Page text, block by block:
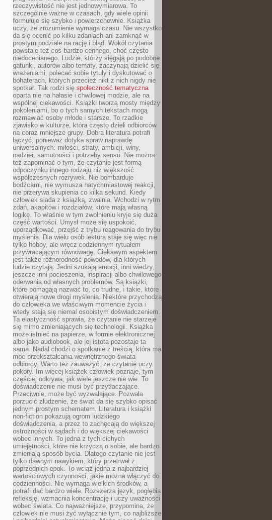
rzeczywistość nie jest jednowymiarowa. To
szczególnie ważne w czasach, gdy wiele opinii
formułuje się szybko i powierzchownie. Książka
uczy, że zrozumienie wymaga czasu. Nie wszystko
da się ocenić po kilku zdaniach ani zamknąć w
prostym podziale na rację i błąd. Wokół czytania
powstaje też coś bardzo cennego, choć często
niedocenianego. Ludzie, którzy sięgają po podobne
gatunki, autorów albo tematy, zaczynają dzielić się
wrażeniami, polecać sobie tytuły i dyskutować o
bohaterach, których przecież nikt z nich nigdy nie
spotkał. Tak rodzi się społeczność tematyczna
oparta nie na hałasie i chwilowej modzie, ale na
wspólnej ciekawości. Książki tworzą mosty między
pokoleniami, bo o tych samych tekstach mogą
rozmawiać osoby młode i starsze. To rzadkie
zjawisko w kulturze, która często dzieli odbiorców
na coraz mniejsze grupy. Dobra literatura potrafi
łączyć, ponieważ dotyka spraw naprawdę
uniwersalnych: miłości, straty, ambicji, winy,
nadziei, samotności i potrzeby sensu. Nie można
też zapominać o tym, że czytanie jest formą
odpoczynku innego rodzaju niż większość
współczesnych rozrywek. Nie bombarduje
bodźcami, nie wymusza natychmiastowej reakcji,
nie przerywa skupienia co kilka sekund. Kiedy
człowiek siada z książką, zwalnia. Wchodzi w rytm
zdań, akapitów i rozdziałów, które mają własną
logikę. To właśnie w tym zwolnieniu kryje się duża
część wartości. Umysł może się uspokoić,
uporządkować, przejść z trybu reagowania do trybu
myślenia. Dla wielu osób lektura staje się więc nie
tylko hobby, ale wręcz codziennym rytuałem
przywracającym równowagę. Ciekawym aspektem
jest także różnorodność powodów, dla których
ludzie czytają. Jedni szukają emocji, inni wiedzy,
jeszcze inni pocieszenia, inspiracji albo chwilowego
oderwania od własnych problemów. Są książki,
które pomagają nazwać to, co trudne, i takie, które
otwierają nowe drogi myślenia. Niektóre przychodzą
do człowieka we właściwym momencie życia i
wtedy stają się niemal osobistym doświadczeniem.
Ta elastyczność sprawia, że czytanie nie starzeje
się mimo zmieniających się technologii. Książka
może istnieć na papierze, w formie elektronicznej
albo jako audiobook, ale jej istota pozostaje ta
sama. Nadal chodzi o spotkanie z treścią, która ma
moc przekształcania wewnętrznego świata
odbiorcy. Warto też zauważyć, że czytanie uczy
pokory. Im więcej książek człowiek poznaje, tym
częściej odkrywa, jak wiele jeszcze nie wie. To
doświadczenie nie musi być przytłaczające.
Przeciwnie, może być wyzwalające. Pozwala
porzucić złudzenie, że świat da się szybko opisać
jednym prostym schematem. Literatura i książki
non-fiction pokazują ogrom ludzkiego
doświadczenia, a przez to zachęcają do większej
ostrożności w sądach i do większej ciekawości
wobec innych. To jedna z tych cichych
umiejętności, które nie krzyczą o sobie, ale bardzo
zmieniają sposób bycia. Dlatego czytanie nie jest
tylko dawnym nawykiem, który przetrwał z
poprzednich epok. To wciąż jedna z najbardziej
wartościowych czynności, jakie można włączyć do
codzienności. Nie wymaga wielkich środków, a
potrafi dać bardzo wiele. Rozszerza język, pogłębia
refleksję, wzmacnia koncentrację i uczy uważności
wobec świata. Co najważniejsze, przypomina, że
człowiek nie musi żyć wyłącznie tym, co najbliższe